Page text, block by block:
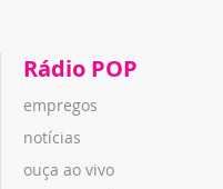
Rádio POP
empregos
notícias
ouça ao vivo